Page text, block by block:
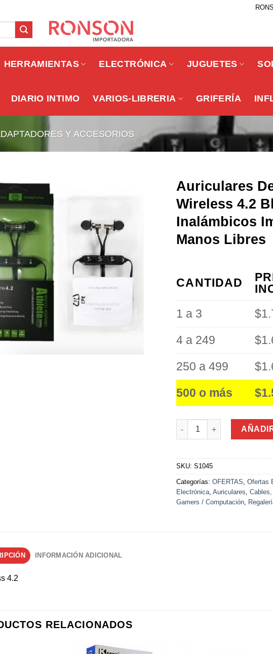
HERRAMIENTAS ELECTRÓNICA JUGUETES
DIARIO INTIMO VARIOS-LIBRERIA GRIFERÍA
Y ACCESORIOS
Auriculares
Wireless 4.2
Inalámbicos
Manos Libres
CANTIDAD
1 a 3
4 a 249
250 a 499
500 o más
Auriculares Deportivos
SKU:S1045
Categorías:OFERTAS,Ofertas
Electrónica,Auriculares,
Gamers / Computación,
INFORMACIÓN ADICIONAL
4.2
RELACIONADOS